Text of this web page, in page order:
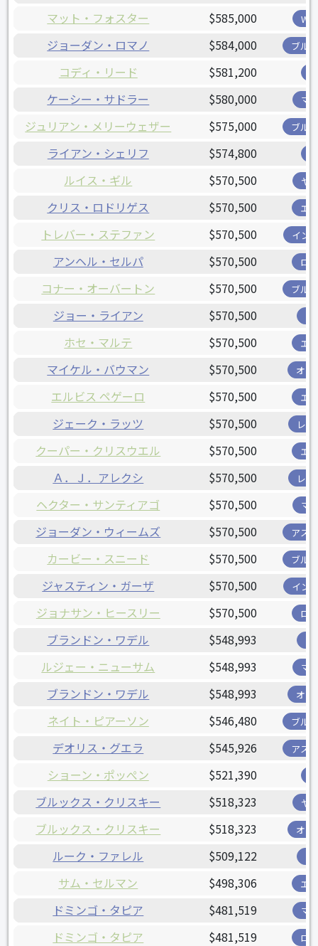
マット・フォスター $585,000 W
ジョーダン・ロマノ $584,000 ブル
コディ・リード $581,200
ケーシー・サドラー $580,000 マ
ジュリアン・メリーウェザー $575,000 ブル
ライアン・シェリフ $574,800
ルイス・ギル $570,500 ヤ
クリス・ロドリゲス $570,500 エ
トレバー・ステファン $570,500 イン
アンヘル・セルパ $570,500 ロ
コナー・オーバートン $570,500 ブル
ジョー・ライアン $570,500
ホセ・マルテ $570,500 エ
マイケル・バウマン $570,500 オリ
エルビス ペゲーロ $570,500 エ
ジェーク・ラッツ $570,500 レ
クーパー・クリスウエル $570,500 エ
Ａ．Ｊ．アレクシ $570,500 レ
ヘクター・サンティアゴ $570,500 マ
ジョーダン・ウィームズ $570,500 アス
カービー・スニード $570,500 ブル
ジャスティン・ガーザ $570,500 イン
ジョナサン・ヒースリー $570,500 ロ
ブランドン・ワデル $548,993
ルジェー・ニューサム $548,993 マ
ブランドン・ワデル $548,993 オリ
ネイト・ピアーソン $546,480 ブル
デオリス・グエラ $545,926 アス
ショーン・ポッぺン $521,390
ブルックス・クリスキー $518,323 ヤ
ブルックス・クリスキー $518,323 オリ
ルーク・ファレル $509,122
サム・セルマン $498,306 エ
ドミンゴ・タピア $481,519 マ
ドミンゴ・タピア $481,519 ロ